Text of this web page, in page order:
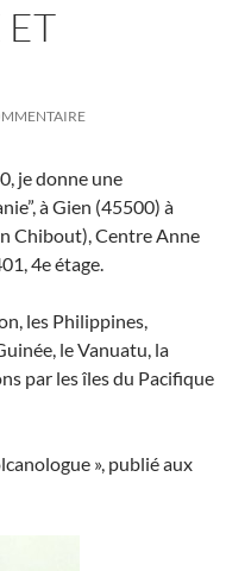
ET
je donne une
à Gien (45500) à
Chibout), Centre Anne
4e étage.
les Philippines,
le Vanuatu, la
par les îles du Pacifique
», publié aux